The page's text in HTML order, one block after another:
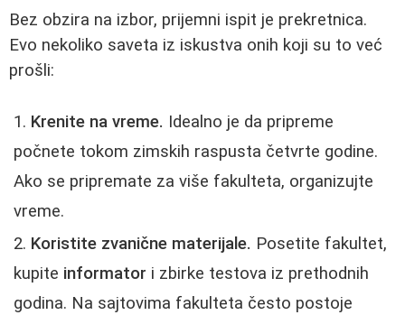
Bez obzira na izbor, prijemni ispit je prekretnica.
Evo nekoliko saveta iz iskustva onih koji su to već
prošli:
Krenite na vreme. Idealno je da pripreme
počnete tokom zimskih raspusta četvrte godine.
Ako se pripremate za više fakulteta, organizujte
vreme.
Koristite zvanične materijale. Posetite fakultet,
kupite informator i zbirke testova iz prethodnih
godina. Na sajtovima fakulteta često postoje